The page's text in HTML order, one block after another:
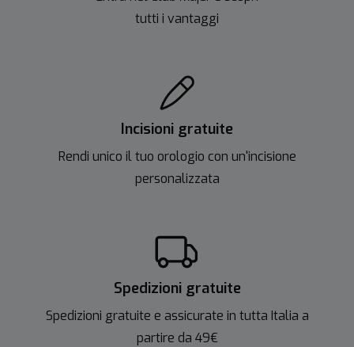
tutti i vantaggi
Incisioni gratuite
Rendi unico il tuo orologio con un'incisione
personalizzata
Spedizioni gratuite
Spedizioni gratuite e assicurate in tutta Italia a
partire da 49€